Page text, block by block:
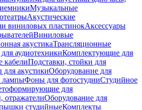
Музыкальные
Акустические
виниловых пластинокАксессуары
Виниловые
акустикаТрансляционные
аудиотехникиКомплектующие для
кабелиПодставки, стойки для
акустикиОборудование для
лампыФоны для фотостудииСтудийное
для
отражателиОборудование для
студийныеКомплекты